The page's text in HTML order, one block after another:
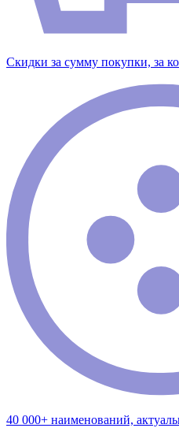
Скидки за сумму покупки, за
40 000+ наименований,